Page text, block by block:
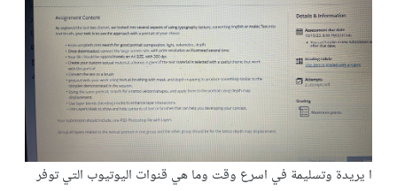
ا يريدة وتسليمة في اسرع وقت وما هي قنوات اليوتيوب التي توفر